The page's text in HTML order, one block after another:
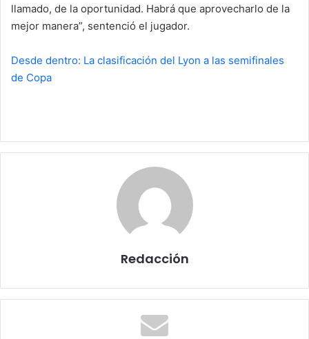
llamado, de la oportunidad. Habrá que aprovecharlo de la
mejor manera”, sentenció el jugador.
Desde dentro: La clasificación del Lyon a las semifinales
de Copa
Redacción